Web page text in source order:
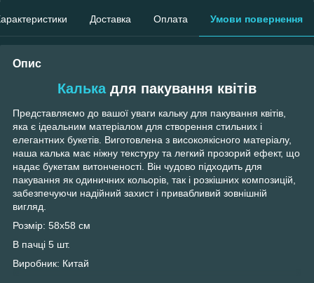
Доставка Оплата Умови повернення
Опис
Калькадля пакування квітів
Представляємо до вашої уваги кальку для пакування квітів,
яка є ідеальним матеріалом для створення стильних і
елегантних букетів. Виготовлена з високоякісного матеріалу,
наша калька має ніжну текстуру та легкий прозорий ефект, що
надає букетам витонченості. Він чудово підходить для
пакування як одиничних кольорів, так і розкішних композицій,
забезпечуючи надійний захист і привабливий зовнішній
вигляд.
Розмір: 58х58 см
В пачці 5 шт.
Виробник: Китай